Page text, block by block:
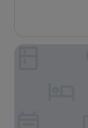
anmeldelser)